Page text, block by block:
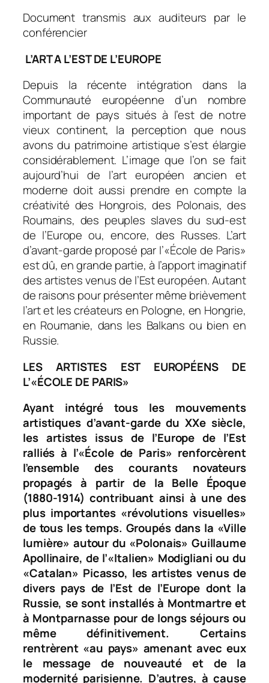
Document transmis aux auditeurs par le
conférencier
L’ART A L’EST DE L’EUROPE
Depuis la récente intégration dans la
Communauté européenne d’un nombre
important de pays situés à l’est de notre
vieux continent, la perception que nous
avons du patrimoine artistique s’est élargie
considérablement. L’image que l’on se fait
aujourd’hui de l’art européen ancien et
moderne doit aussi prendre en compte la
créativité des Hongrois, des Polonais, des
Roumains, des peuples slaves du sud-est
de l’Europe ou, encore, des Russes. L’art
d’avant-garde proposé par l’«École de Paris»
est dû, en grande partie, à l’apport imaginatif
des artistes venus de l’Est européen. Autant
de raisons pour présenter même brièvement
l’art et les créateurs en Pologne, en Hongrie,
en Roumanie, dans les Balkans ou bien en
Russie.
LES ARTISTES EST EUROPÉENS DE
L’«ÉCOLE DE PARIS»
Ayant intégré tous les mouvements
artistiques d’avant-garde du XXe siècle,
les artistes issus de l’Europe de l’Est
ralliés à l’«École de Paris» renforcèrent
l’ensemble des courants novateurs
propagés à partir de la Belle Époque
(1880-1914) contribuant ainsi à une des
plus importantes «révolutions visuelles»
de tous les temps. Groupés dans la «Ville
lumière» autour du «Polonais» Guillaume
Apollinaire, de l’«Italien» Modigliani ou du
«Catalan» Picasso, les artistes venus de
divers pays de l’Est de l’Europe dont la
Russie, se sont installés à Montmartre et
à Montparnasse pour de longs séjours ou
même définitivement. Certains
rentrèrent «au pays» amenant avec eux
le message de nouveauté et de la
modernité parisienne. D’autres, à cause